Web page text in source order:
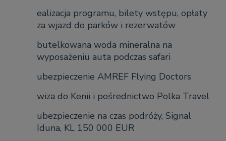
ealizacja programu, bilety wstępu, opłaty
za wjazd do parków i rezerwatów
butelkowana woda mineralna na
wyposażeniu auta podczas safari
ubezpieczenie AMREF Flying Doctors
wiza do Kenii i pośrednictwo Polka Travel
ubezpieczenie na czas podróży, Signal
Iduna, KL 150 000 EUR